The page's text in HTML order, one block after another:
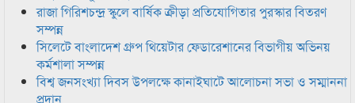
রাজা গিরিশচন্দ্র স্কুলে বার্ষিক ক্রীড়া প্রতিযোগিতার পুরস্কার বিতরণ
সম্পন্ন
সিলেটে বাংলাদেশ গ্রুপ থিয়েটার ফেডারেশানের বিভাগীয় অভিনয়
কর্মশালা সম্পন্ন
বিশ্ব জনসংখ্যা দিবস উপলক্ষে কানাইঘাটে আলোচনা সভা ও সম্মাননা
প্রদান